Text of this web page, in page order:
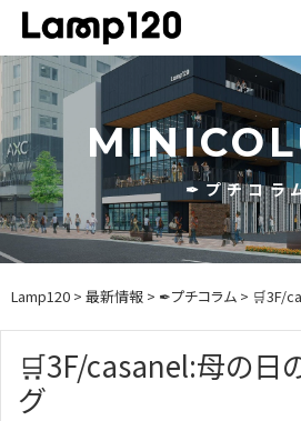
Skip
content
✒プチコラ
Lamp120 > 最新情報 > ✒プチコラム > 🛒3F/
🛒3F/casanel:母の日
グ